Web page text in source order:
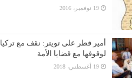
19 نوفمبر، 2016
أمير قطر على تويتر: نقف مع تركيا
لوقوفها مع قضايا الأمة
19 أغسطس، 2018